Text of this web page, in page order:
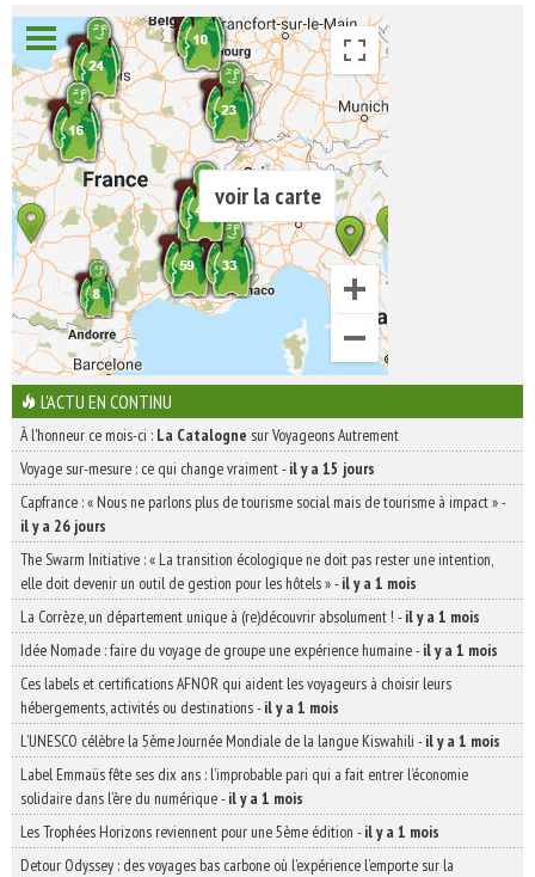
voir la carte
L'ACTU EN CONTINU
À l'honneur ce mois-ci : La Catalogne sur Voyageons Autrement
Voyage sur-mesure : ce qui change vraiment-il y a 15 jours
Capfrance : « Nous ne parlons plus de tourisme social mais de tourisme à impact »-
il y a 26 jours
The Swarm Initiative : « La transition écologique ne doit pas rester une intention,
elle doit devenir un outil de gestion pour les hôtels »-il y a 1 mois
La Corrèze, un département unique à (re)découvrir absolument ! -il y a 1 mois
Idée Nomade : faire du voyage de groupe une expérience humaine-il y a 1 mois
Ces labels et certifications AFNOR qui aident les voyageurs à choisir leurs
hébergements, activités ou destinations-il y a 1 mois
L’UNESCO célèbre la 5ème Journée Mondiale de la langue Kiswahili -il y a 1 mois
Label Emmaüs fête ses dix ans : l’improbable pari qui a fait entrer l’économie
solidaire dans l’ère du numérique-il y a 1 mois
Les Trophées Horizons reviennent pour une 5ème édition -il y a 1 mois
Detour Odyssey : des voyages bas carbone où l’expérience l’emporte sur la